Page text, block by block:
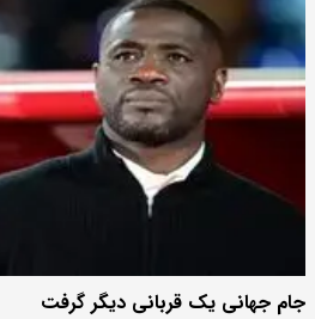
جام جهانی یک قربانی دیگر گرفت